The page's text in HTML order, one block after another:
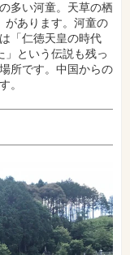
多い河童。天草の栖
があります。河童の
「仁徳天皇の時代
という伝説も残っ
所です。中国からの
。